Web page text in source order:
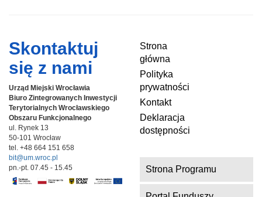
b
o
o
k
er p
Skontaktuj
się z nami
Urząd Miejski Wrocławia
Biuro Zintegrowanych Inwestycji
Terytorialnych Wrocławskiego
Obszaru Funkcjonalnego
ul. Rynek 13
50-101 Wrocław
tel. +48 664 151 658
bit@um.wroc.pl
pn.-pt. 07.45 - 15.45
Strona
główna
Polityka
prywatności
Kontakt
Deklaracja
dostępności
Strona Programu